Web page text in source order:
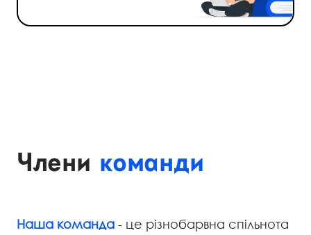
Члени команди
Наша команда - це різнобарвна спільнота